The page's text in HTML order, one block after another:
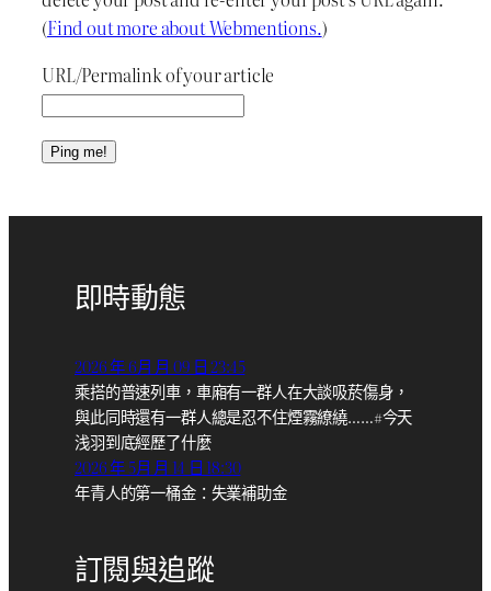
(Find out more about Webmentions.)
URL/Permalink of your article
即時動態
2026 年 6月 月 09 日 23:45
乘搭的普速列車，車廂有一群人在大談吸菸傷身，
與此同時還有一群人總是忍不住煙霧繚繞……#今天
浅羽到底經歷了什麼
2026 年 5月 月 14 日 18:30
年青人的第一桶金：失業補助金
訂閱與追蹤